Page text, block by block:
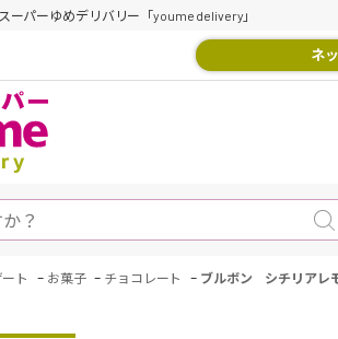
ーパーゆめデリバリー「youme delivery」
ネ
ト - お菓子 - チョコレート - ブルボン シチリアレ